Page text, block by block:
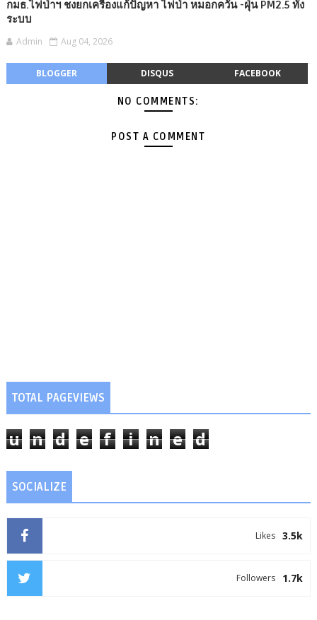
กมธ.ไฟป่าฯ ชงยกเครื่องแก้ปัญหา ไฟป่า หมอกควัน -​ฝุ่น PM2.5 ทั้ง
ระบบ
Admin Aug 04, 2026
BLOGGER DISQUS FACEBOOK
NO COMMENTS:
POST A COMMENT
TOTAL PAGEVIEWS
u n d e f i n e d
SOCIALIZE
3.5k
Likes
1.7k
Followers